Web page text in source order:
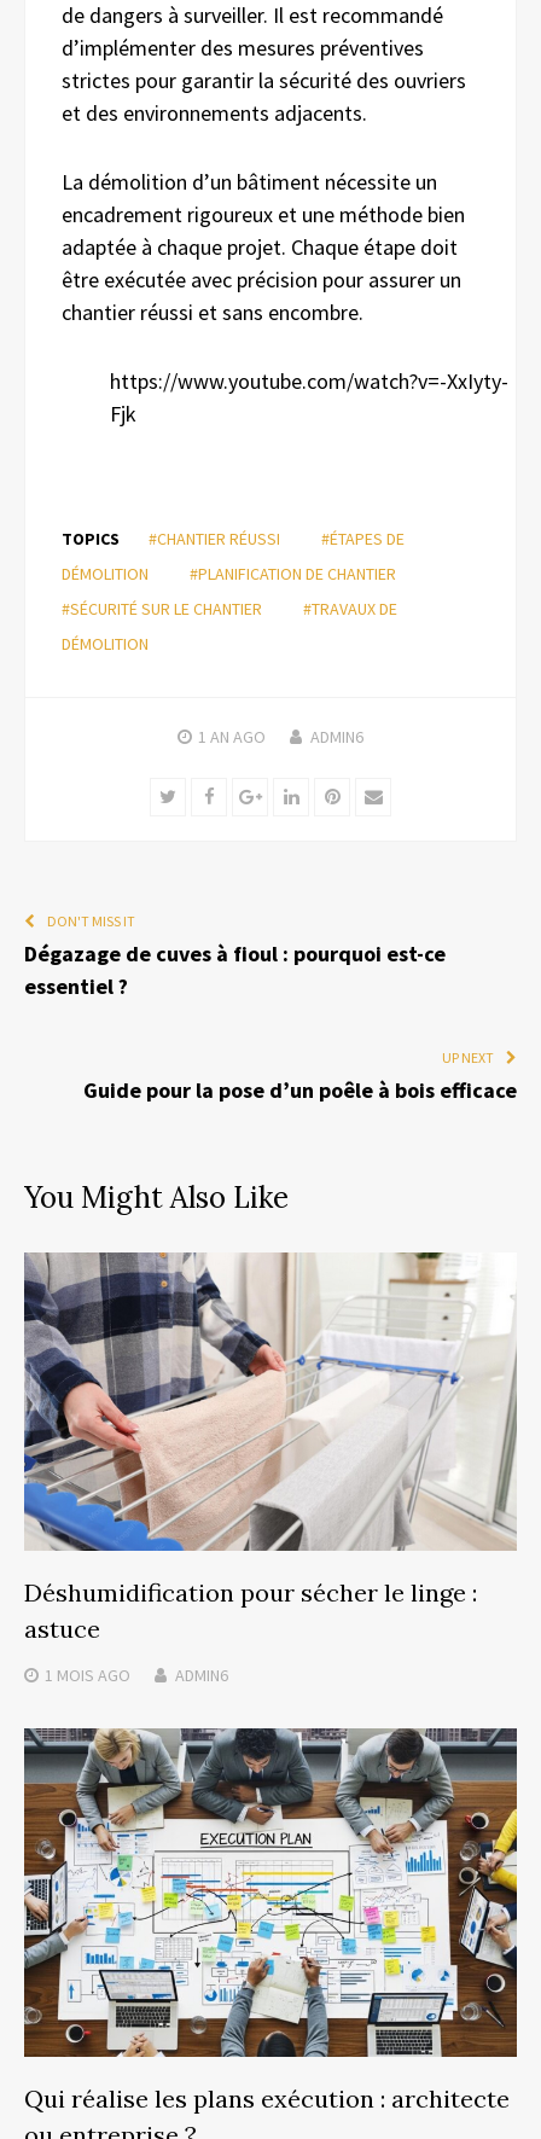
de dangers à surveiller. Il est recommandé
d’implémenter des mesures préventives
strictes pour garantir la sécurité des ouvriers
et des environnements adjacents.
La démolition d’un bâtiment nécessite un
encadrement rigoureux et une méthode bien
adaptée à chaque projet. Chaque étape doit
être exécutée avec précision pour assurer un
chantier réussi et sans encombre.
https://www.youtube.com/watch?v=-XxIyty-
Fjk
TOPICS #CHANTIER RÉUSSI
#ÉTAPES DE
DÉMOLITION
#PLANIFICATION DE CHANTIER
#SÉCURITÉ SUR LE CHANTIER
#TRAVAUX DE
DÉMOLITION
1 AN AGO ADMIN6
TwitterFacebookGoogle+LinkedInPinterest
Email
DON'T MISS IT
Dégazage de cuves à fioul : pourquoi est-ce
essentiel ?
UP NEXT
Guide pour la pose d’un poêle à bois efficace
You Might Also Like
Déshumidification pour sécher le linge :
astuce
1 MOIS AGO ADMIN6
Qui réalise les plans exécution : architecte